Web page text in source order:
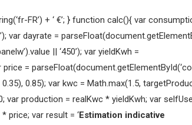
FR’) + ‘ €’; } function calc(){ var
var dayrate =
|| ‘450’); var yieldKwh =
=
0.85); var kwc = Math.max(1.5,
production = realKwc * yieldKwh; var
price; var result = ‘Estimation indicative